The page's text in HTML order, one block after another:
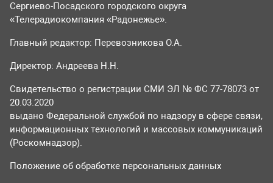
Сергиево-Посадского городского округа
«Телерадиокомпания «Радонежье».
Главный редактор: Перевозникова О.А.
Директор: Андреева Н.Н.
Свидетельство о регистрации СМИ ЭЛ № ФС 77-78073 от
20.03.2020
выдано Федеральной службой по надзору в сфере связи,
информационных технологий и массовых коммуникаций
(Роскомнадзор).
Положение об обработке персональных данных